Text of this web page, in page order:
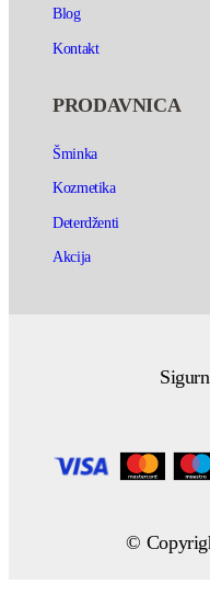
Blog
Kontakt
PRODAVNICA
Šminka
Kozmetika
Deterdženti
Akcija
©